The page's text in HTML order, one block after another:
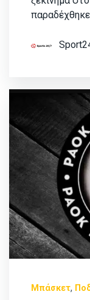
Μπάσκετ,